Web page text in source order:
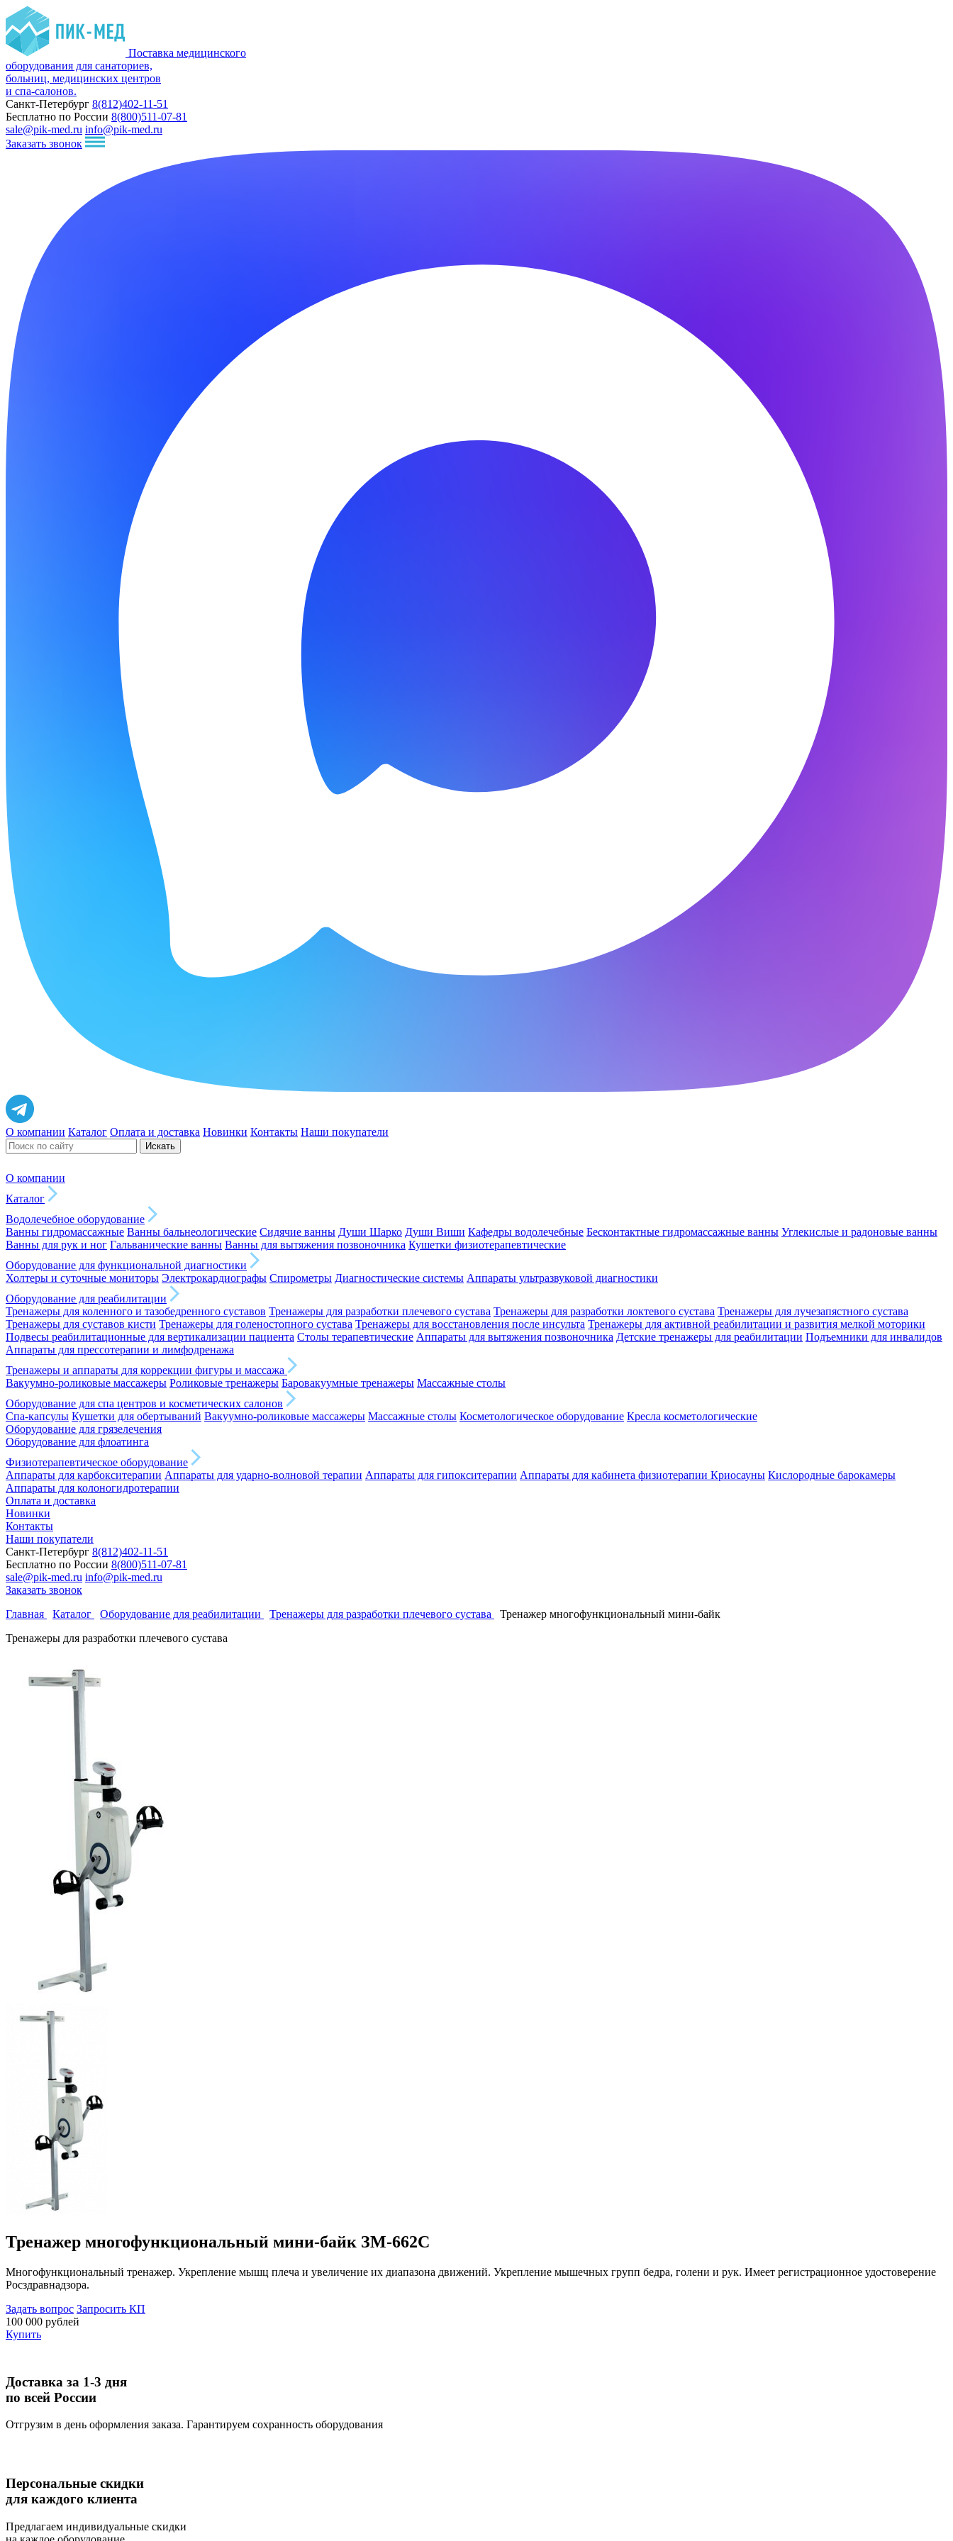
Поставка медицинского
оборудования для санаториев,
больниц, медицинских центров
и спа-салонов.
Санкт-Петербург 8(812)402-11-51
Бесплатно по России 8(800)511-07-81
sale@pik-med.ru info@pik-med.ru
Заказать звонок
О компании Каталог Оплата и доставка Новинки Контакты Наши покупатели
Искать
О компании
Каталог
Водолечебное оборудование
Ванны гидромассажные Ванны бальнеологические Сидячие ванны Души Шарко Души Виши Кафедры водолечебные Бесконтактные гидромассажные ванны Углекислые и радоновые ванны
Ванны для рук и ног Гальванические ванны Ванны для вытяжения позвоночника Кушетки физиотерапевтические
Оборудование для функциональной диагностики
Холтеры и суточные мониторы Электрокардиографы Спирометры Диагностические системы Аппараты ультразвуковой диагностики
Оборудование для реабилитации
Тренажеры для коленного и тазобедренного суставов Тренажеры для разработки плечевого сустава Тренажеры для разработки локтевого сустава Тренажеры для лучезапястного сустава
Тренажеры для суставов кисти Тренажеры для голеностопного сустава Тренажеры для восстановления после инсульта Тренажеры для активной реабилитации и развития мелкой моторики
Подвесы реабилитационные для вертикализации пациента Столы терапевтические Аппараты для вытяжения позвоночника Детские тренажеры для реабилитации Подъемники для инвалидов
Аппараты для прессотерапии и лимфодренажа
Тренажеры и аппараты для коррекции фигуры и массажа
Вакуумно-роликовые массажеры Роликовые тренажеры Баровакуумные тренажеры Массажные столы
Оборудование для спа центров и косметических салонов
Спа-капсулы Кушетки для обертываний Вакуумно-роликовые массажеры Массажные столы Косметологическое оборудование Кресла косметологические
Оборудование для грязелечения
Оборудование для флоатинга
Физиотерапевтическое оборудование
Аппараты для карбокситерапии Аппараты для ударно-волновой терапии Аппараты для гипокситерапии Аппараты для кабинета физиотерапии Криосауны Кислородные барокамеры
Аппараты для колоногидротерапии
Оплата и доставка
Новинки
Контакты
Наши покупатели
Санкт-Петербург 8(812)402-11-51
Бесплатно по России 8(800)511-07-81
sale@pik-med.ru info@pik-med.ru
Заказать звонок
Главная
Каталог Оборудование для реабилитации Тренажеры для разработки плечевого сустава
Тренажер многофункциональный мини-байк
Тренажеры для разработки плечевого сустава
Тренажер многофункциональный мини-байк ЗМ-662С
Многофункциональный тренажер. Укрепление мышц плеча и увеличение их диапазона движений. Укрепление мышечных групп бедра, голени и рук. Имеет регистрационное удостоверение
Росздравнадзора.
Задать вопрос Запросить КП
100 000 рублей
Купить
Доставка за 1-3 дня
по всей России
Отгрузим в день оформления заказа. Гарантируем сохранность оборудования
Персональные скидки
для каждого клиента
Предлагаем индивидуальные скидки